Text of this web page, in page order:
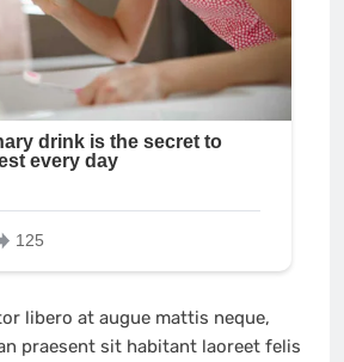
libero at augue mattis neque,
praesent sit habitant laoreet felis